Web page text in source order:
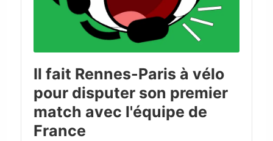
Il fait Rennes-Paris à vélo
pour disputer son premier
match avec l'équipe de
France